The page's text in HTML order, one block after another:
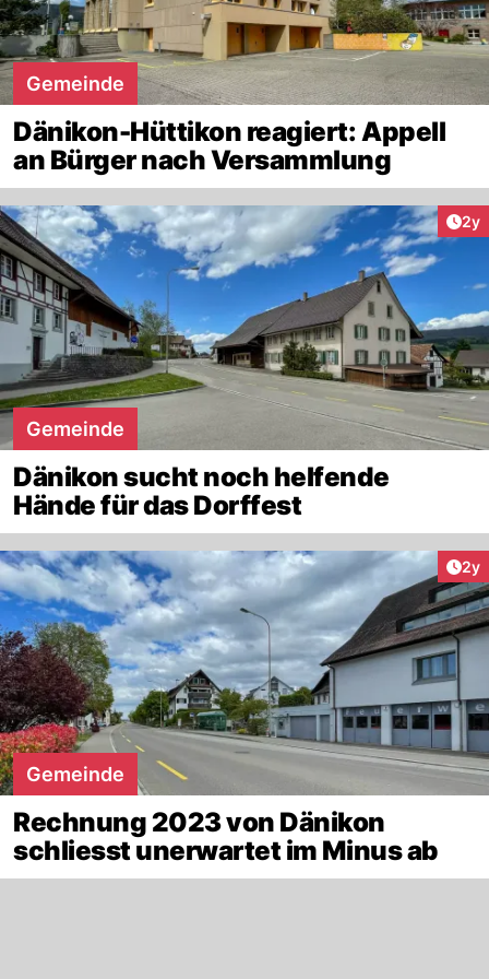
Gemeinde
Dänikon-Hüttikon reagiert: Appell
an Bürger nach Versammlung
2y
Gemeinde
Dänikon sucht noch helfende
Hände für das Dorffest
2y
Gemeinde
Rechnung 2023 von Dänikon
schliesst unerwartet im Minus ab